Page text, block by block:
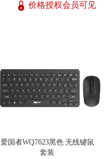
价格授权会员可见
爱国者WQ7623黑色 无线键鼠
套装